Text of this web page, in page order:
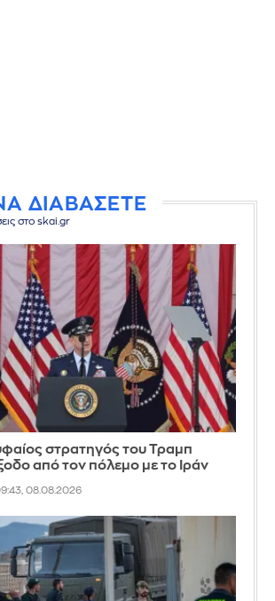
ΔΙΑΒΑΣΕΤΕ
στο skai.gr
στρατηγός του Τραμπ
από τον πόλεμο με το Ιράν
08.08.2026